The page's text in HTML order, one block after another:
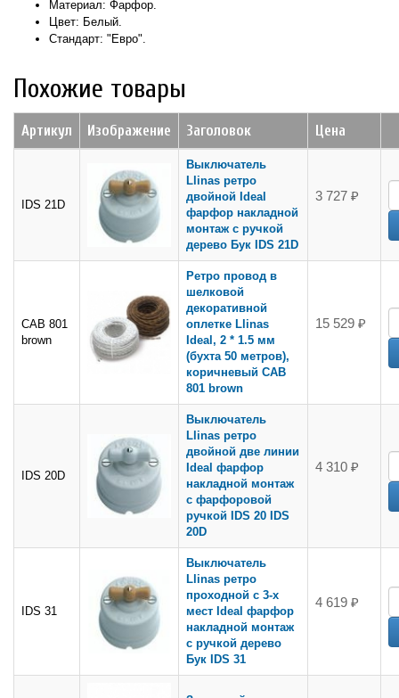
Материал: Фарфор.
Цвет: Белый.
Стандарт: "Евро".
Похожие товары
Артикул Изображение Заголовок Цена
IDS 21D
Выключатель
Llinas ретро
двойной Ideal
фарфор накладной
монтаж с ручкой
дерево Бук IDS 21D
3 727 ₽
CAB 801
brown
Ретро провод в
шелковой
декоративной
оплетке Llinas
Ideal, 2 * 1.5 мм
(бухта 50 метров),
коричневый CAB
801 brown
15 529 ₽
IDS 20D
Выключатель
Llinas ретро
двойной две линии
Ideal фарфор
накладной монтаж
с фарфоровой
ручкой IDS 20 IDS
20D
4 310 ₽
IDS 31
Выключатель
Llinas ретро
проходной с 3-х
мест Ideal фарфор
накладной монтаж
с ручкой дерево
Бук IDS 31
4 619 ₽